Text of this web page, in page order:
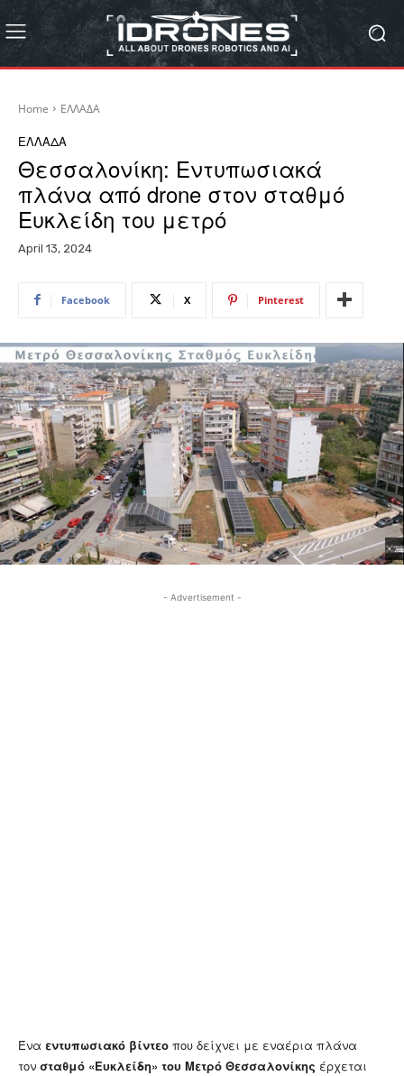
Home ΕΛΛΑΔΑ
ΕΛΛΑΔΑ
Θεσσαλονίκη: Εντυπωσιακά
πλάνα από drone στον σταθμό
Ευκλείδη του μετρό
April 13, 2024
Facebook X Pinterest
- Advertisement -
Ένα εντυπωσιακό βίντεο που δείχνει με εναέρια πλάνα
τον σταθμό «Ευκλείδη» του Μετρό Θεσσαλονίκης έρχεται